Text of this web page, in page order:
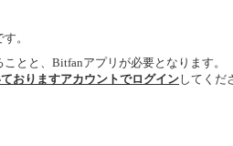
。
とと、Bitfanアプリが必要となります。
おりますアカウントでログインしてくだ